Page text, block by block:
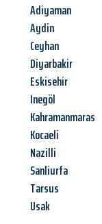
Adiyaman
Aydin
Ceyhan
Diyarbakir
Eskisehir
Inegöl
Kahramanmaras
Kocaeli
Nazilli
Sanliurfa
Tarsus
Usak